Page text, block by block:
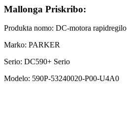
Mallonga Priskribo:
Produkta nomo: DC-motora rapidregilo
Marko: PARKER
Serio: DC590+ Serio
Modelo: 590P-53240020-P00-U4A0